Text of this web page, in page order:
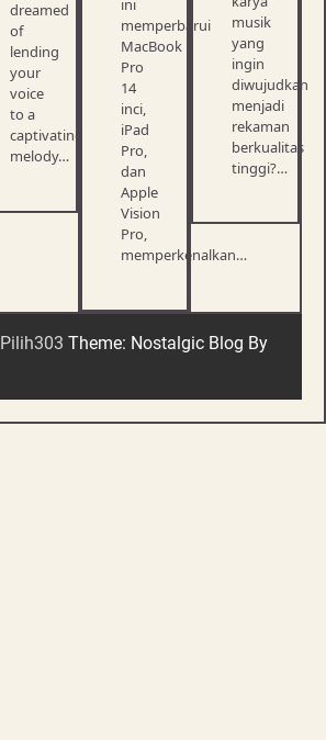
dreamed
of
lending
your
voice
to a
captivating
melody…
ini
memperbarui
MacBook
Pro
14
inci,
iPad
Pro,
dan
Apple
Vision
Pro,
memperkenalkan…
musik
yang
ingin
diwujudkan
menjadi
rekaman
berkualitas
tinggi?…
Pilih303 Theme: Nostalgic Blog By